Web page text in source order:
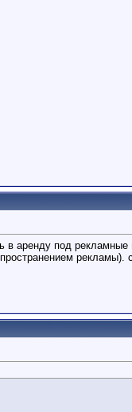
в аренду под
рекламы).